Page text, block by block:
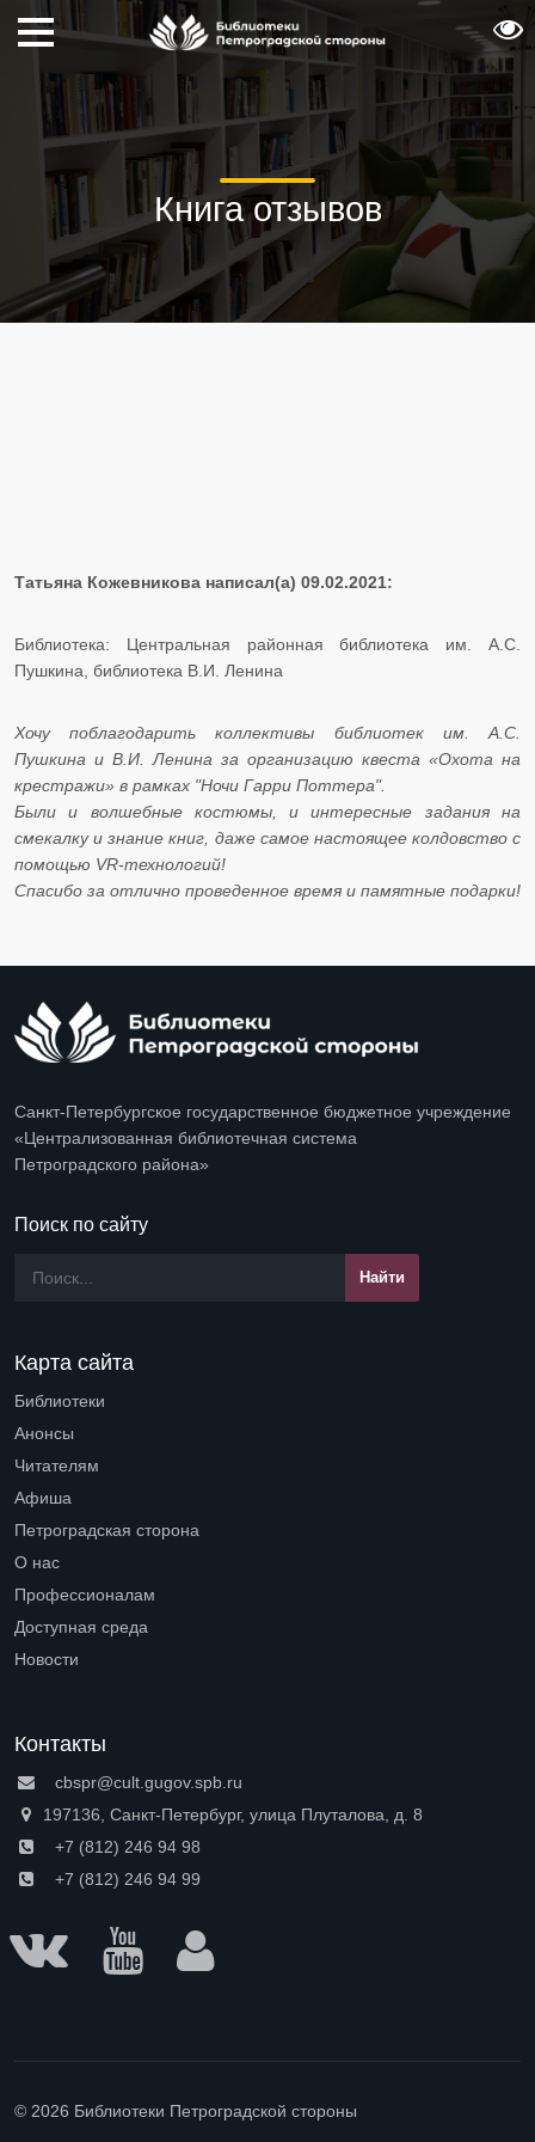
Книга отзывов
Татьяна Кожевникова написал(а) 09.02.2021:
Библиотека: Центральная районная библиотека им. А.С.
Пушкина, библиотека В.И. Ленина
Хочу поблагодарить коллективы библиотек им. А.С.
Пушкина и В.И. Ленина за организацию квеста «Охота на
крестражи» в рамках "Ночи Гарри Поттера".
Были и волшебные костюмы, и интересные задания на
смекалку и знание книг, даже самое настоящее колдовство с
помощью VR-технологий!
Спасибо за отлично проведенное время и памятные подарки!
Санкт-Петербургское государственное бюджетное учреждение
«Централизованная библиотечная система
Петроградского района»
Поиск по сайту
Карта сайта
Библиотеки
Анонсы
Читателям
Афиша
Петроградская сторона
О нас
Профессионалам
Доступная среда
Новости
Контакты
cbspr@cult.gugov.spb.ru
197136, Санкт-Петербург, улица Плуталова, д. 8
+7 (812) 246 94 98
+7 (812) 246 94 99
© 2026 Библиотеки Петроградской стороны